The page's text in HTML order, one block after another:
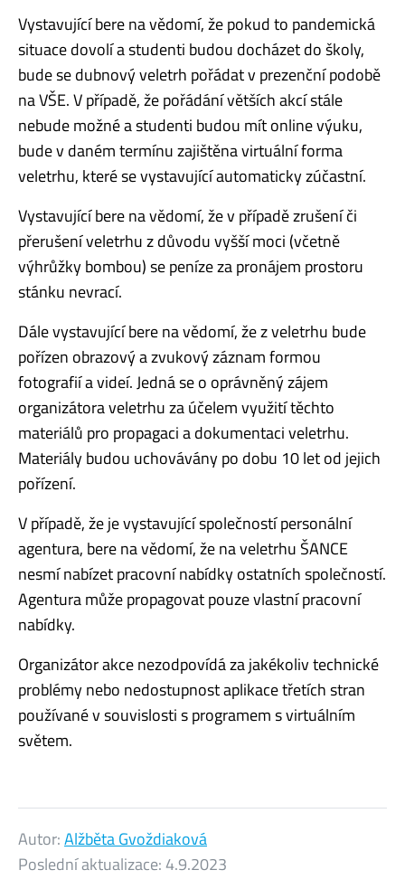
Vystavující bere na vědomí, že pokud to pandemická
situace dovolí a studenti budou docházet do školy,
bude se dubnový veletrh pořádat v prezenční podobě
na VŠE. V případě, že pořádání větších akcí stále ​
nebude ​možné a studenti budou mít online výuku,
bude v daném termínu zajištěna virtuální forma
veletrhu, které se vystavující automaticky zúčastní.
Vystavující bere na vědomí, že v případě zrušení či
přerušení veletrhu z důvodu vyšší moci (včetně
výhrůžky bombou) se peníze za pronájem prostoru
stánku nevrací.
Dále vystavující bere na vědomí, že z veletrhu bude
pořízen obrazový a zvukový záznam formou
fotografií a videí. Jedná se o oprávněný zájem
organizátora veletrhu za účelem využití těchto
materiálů pro propagaci a dokumentaci veletrhu.
Materiály budou uchovávány po dobu 10 let od jejich
pořízení.
V případě, že je vystavující společností personální
agentura, bere na vědomí, že na veletrhu ŠANCE
nesmí nabízet pracovní nabídky ostatních společností.
Agentura může propagovat pouze vlastní pracovní
nabídky.
Organizátor akce nezodpovídá za jakékoliv technické
problémy nebo nedostupnost aplikace třetích stran
používané v souvislosti s programem s virtuálním
světem.
Autor:Alžběta Gvoždiaková
Poslední aktualizace:4.9.2023